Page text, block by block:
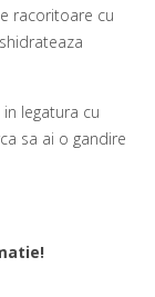
racoritoare cu
legatura cu
sa ai o gandire